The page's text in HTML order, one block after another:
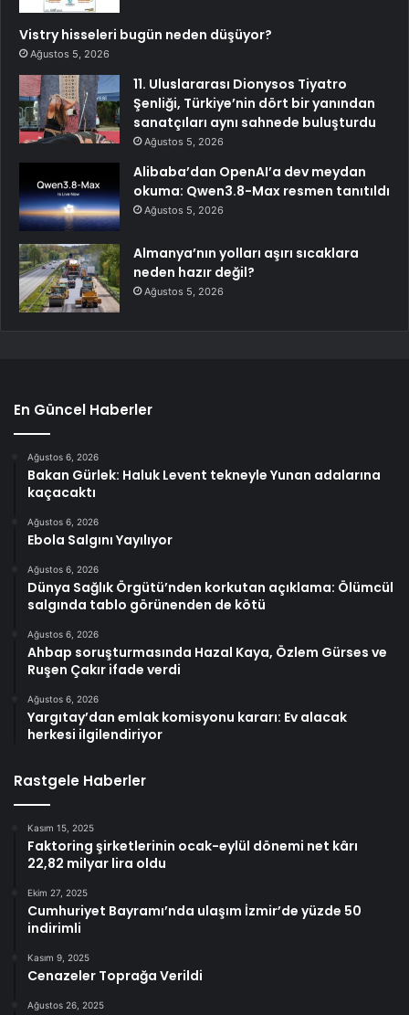
Vistry hisseleri bugün neden düşüyor?
Ağustos 5, 2026
11. Uluslararası Dionysos Tiyatro
Şenliği, Türkiye’nin dört bir yanından
sanatçıları aynı sahnede buluşturdu
Ağustos 5, 2026
Alibaba’dan OpenAI’a dev meydan
okuma: Qwen3.8-Max resmen tanıtıldı
Ağustos 5, 2026
Almanya’nın yolları aşırı sıcaklara
neden hazır değil?
Ağustos 5, 2026
En Güncel Haberler
Ağustos 6, 2026
Bakan Gürlek: Haluk Levent tekneyle Yunan adalarına
kaçacaktı
Ağustos 6, 2026
Ebola Salgını Yayılıyor
Ağustos 6, 2026
Dünya Sağlık Örgütü’nden korkutan açıklama: Ölümcül
salgında tablo görünenden de kötü
Ağustos 6, 2026
Ahbap soruşturmasında Hazal Kaya, Özlem Gürses ve
Ruşen Çakır ifade verdi
Ağustos 6, 2026
Yargıtay’dan emlak komisyonu kararı: Ev alacak
herkesi ilgilendiriyor
Rastgele Haberler
Kasım 15, 2025
Faktoring şirketlerinin ocak-eylül dönemi net kârı
22,82 milyar lira oldu
Ekim 27, 2025
Cumhuriyet Bayramı’nda ulaşım İzmir’de yüzde 50
indirimli
Kasım 9, 2025
Cenazeler Toprağa Verildi
Ağustos 26, 2025